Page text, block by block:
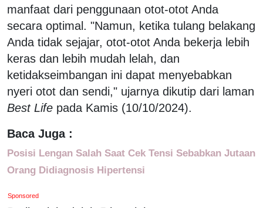
manfaat dari penggunaan otot-otot Anda
secara optimal. "Namun, ketika tulang belakang
Anda tidak sejajar, otot-otot Anda bekerja lebih
keras dan lebih mudah lelah, dan
ketidakseimbangan ini dapat menyebabkan
nyeri otot dan sendi," ujarnya dikutip dari laman
Best Life pada Kamis (10/10/2024).
Baca Juga :
Posisi Lengan Salah Saat Cek Tensi Sebabkan Jutaan
Orang Didiagnosis Hipertensi
Sponsored